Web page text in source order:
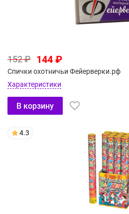
152 ₽ 144 ₽
Спички охотничьи Фейерверки.рф
Характеристики
В корзину
4.3